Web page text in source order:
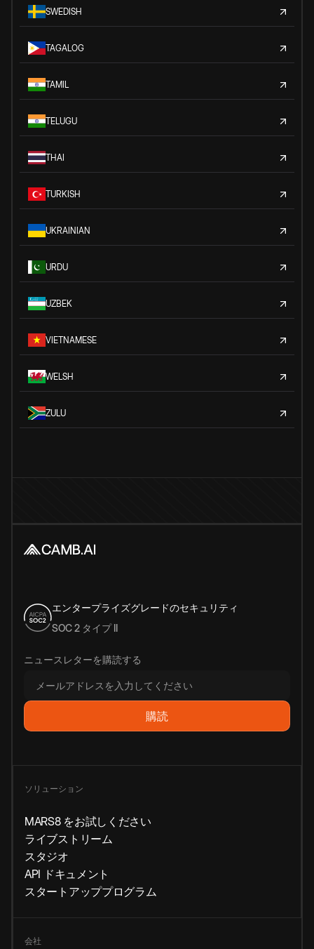
SWEDISH
TAGALOG
TAMIL
TELUGU
THAI
TURKISH
UKRAINIAN
URDU
UZBEK
VIETNAMESE
WELSH
ZULU
エンタープライズグレードのセキュリティ
SOC 2 タイプ II
ニュースレターを購読する
ソリューション
MARS8 をお試しください
ライブストリーム
スタジオ
API ドキュメント
スタートアッププログラム
会社